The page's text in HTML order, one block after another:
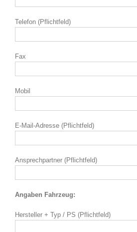
Telefon (Pflichtfeld)
Fax
Mobil
E-Mail-Adresse (Pflichtfeld)
Ansprechpartner (Pflichtfeld)
Angaben Fahrzeug:
Hersteller + Typ / PS (Pflichtfeld)